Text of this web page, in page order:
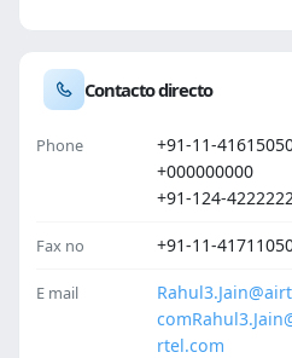
Contacto directo
Phone
+91-11-
+000000000
+91-124-
Fax no +91-11-
E mail
com
rtel.com